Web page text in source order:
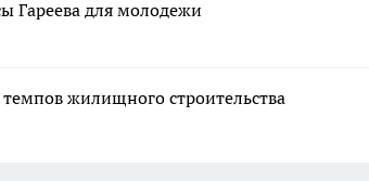
для молодежи
жилищного строительства